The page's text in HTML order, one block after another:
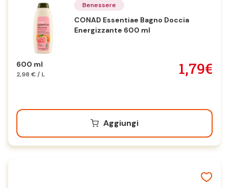
Benessere
CONAD Essentiae Bagno Doccia
Energizzante 600 ml
600 ml
2,98 € / L 1,79€
Aggiungi